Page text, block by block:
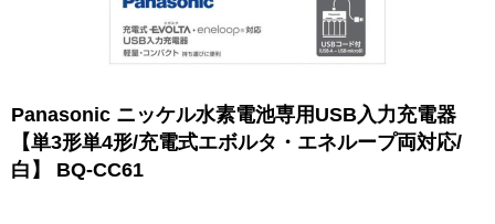
Panasonic ニッケル水素電池専用USB入力充電器
【単3形単4形/充電式エボルタ・エネループ両対応/
白】 BQ-CC61